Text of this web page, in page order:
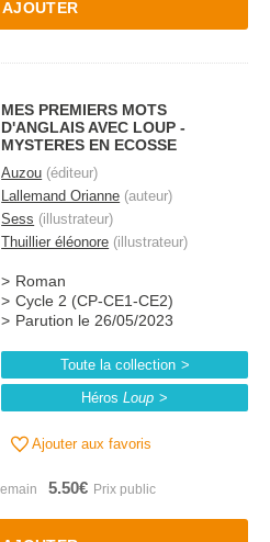
AJOUTER
MES PREMIERS MOTS
D'ANGLAIS AVEC LOUP -
MYSTERES EN ECOSSE
Auzou (éditeur)
Lallemand Orianne (auteur)
Sess (illustrateur)
Thuillier éléonore (illustrateur)
Roman
Cycle 2 (CP-CE1-CE2)
Parution le 26/05/2023
Toute la collection
HérosLoup
Ajouter aux favoris
5.50€